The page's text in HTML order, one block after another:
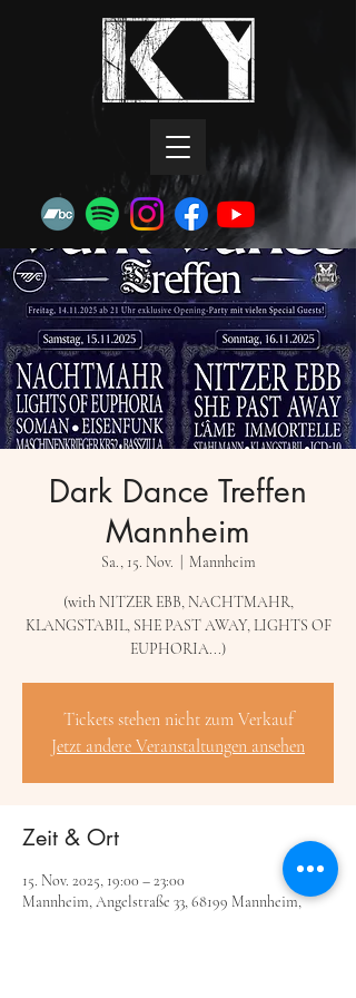
Dark Dance Treffen
Mannheim
Sa., 15. Nov. Mannheim
(with NITZER EBB, NACHTMAHR,
KLANGSTABIL, SHE PAST AWAY, LIGHTS OF
EUPHORIA...)
Tickets stehen nicht zum Verkauf
Jetzt andere Veranstaltungen ansehen
Zeit & Ort
15. Nov. 2025, 19:00 – 23:00
Mannheim, Angelstraße 33, 68199 Mannheim,